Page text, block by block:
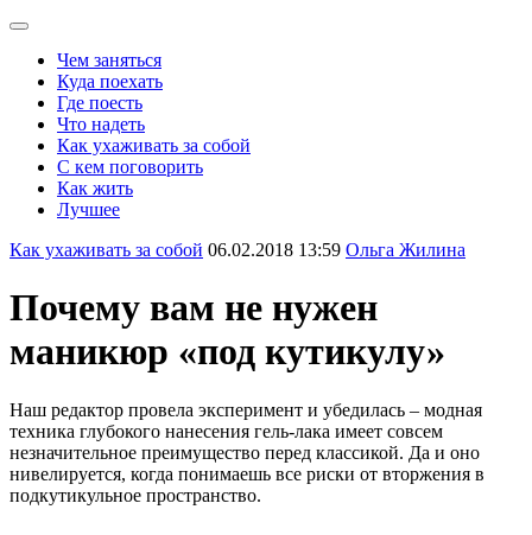
Чем заняться
Куда поехать
Где поесть
Что надеть
Как ухаживать за собой
С кем поговорить
Как жить
Лучшее
Как ухаживать за собой 06.02.2018 13:59 Ольга Жилина
Почему вам не нужен
маникюр «под кутикулу»
Наш редактор провела эксперимент и убедилась – модная
техника глубокого нанесения гель-лака имеет совсем
незначительное преимущество перед классикой. Да и оно
нивелируется, когда понимаешь все риски от вторжения в
подкутикульное пространство.